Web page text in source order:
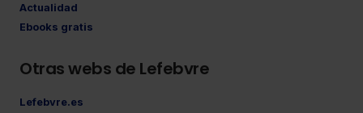
Actualidad
Ebooks gratis
Otras webs de Lefebvre
Lefebvre.es